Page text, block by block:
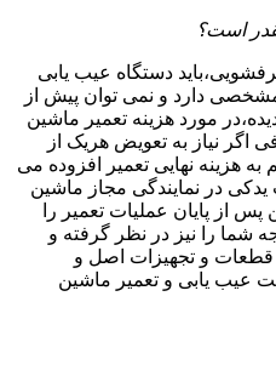
است؟
دستگاه عیب یابی
دارد و نمی توان پیش از
مورد هزینه تعمیر ماشین
نیاز به تعویض هریک از
هزینه نهایی تعمیر افزوده می
در نمایندگی مجاز ماشین
از پایان عملیات تعمیر را
شما را نیز در نظر گرفته و
قطعات و تجهیزات اصل و
عیب یابی و تعمیر ماشین